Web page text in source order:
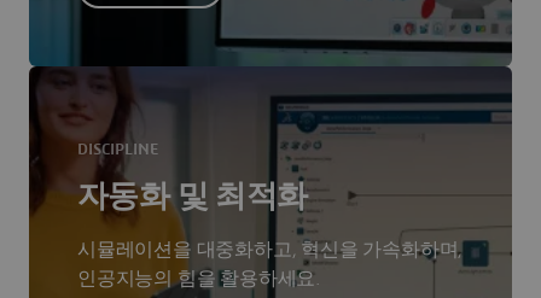
DISCIPLINE
자동화 및 최적화
시뮬레이션을 대중화하고, 혁신을 가속화하며,
인공지능의 힘을 활용하세요.